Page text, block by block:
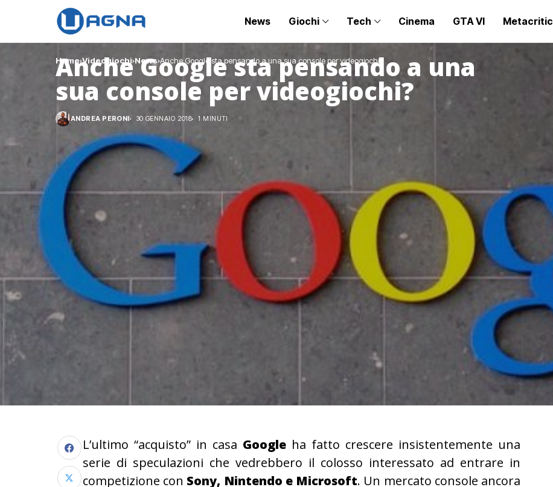
News Giochi Tech Cinema GTA VI Metacritic
Home Videogiochi News Anche Google sta pensando a una sua console per videogiochi?
Anche Google sta pensando a una
sua console per videogiochi?
ANDREA PERONI 30 GENNAIO 2018 1 MINUTI
L’ultimo “acquisto” in casa Google ha fatto crescere insistentemente una
serie di speculazioni che vedrebbero il colosso interessato ad entrare in
competizione con Sony, Nintendo e Microsoft. Un mercato console ancora